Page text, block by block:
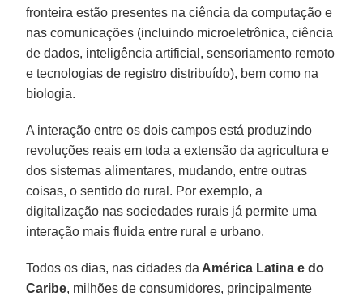
fronteira estão presentes na ciência da computação e
nas comunicações (incluindo microeletrônica, ciência
de dados, inteligência artificial, sensoriamento remoto
e tecnologias de registro distribuído), bem como na
biologia.
A interação entre os dois campos está produzindo
revoluções reais em toda a extensão da agricultura e
dos sistemas alimentares, mudando, entre outras
coisas, o sentido do rural. Por exemplo, a
digitalização nas sociedades rurais já permite uma
interação mais fluida entre rural e urbano.
Todos os dias, nas cidades da América Latina e do
Caribe, milhões de consumidores, principalmente